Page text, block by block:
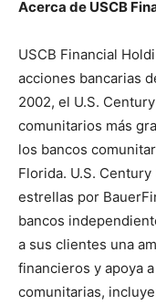
Acerca de USCB
USCB Financial
acciones bancarias
2002, el U.S.
comunitarios más
los bancos
Florida. U.S.
estrellas por
bancos
a sus clientes una
financieros y apoya
comunitarias,